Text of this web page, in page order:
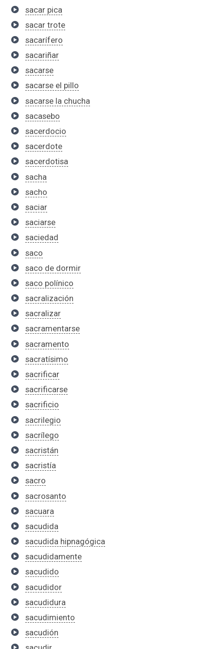
sacar pica
sacar trote
sacarífero
sacariñar
sacarse
sacarse el pillo
sacarse la chucha
sacasebo
sacerdocio
sacerdote
sacerdotisa
sacha
sacho
saciar
saciarse
saciedad
saco
saco de dormir
saco polínico
sacralización
sacralizar
sacramentarse
sacramento
sacratísimo
sacrificar
sacrificarse
sacrificio
sacrilegio
sacrílego
sacristán
sacristía
sacro
sacrosanto
sacuara
sacudida
sacudida hipnagógica
sacudidamente
sacudido
sacudidor
sacudidura
sacudimiento
sacudión